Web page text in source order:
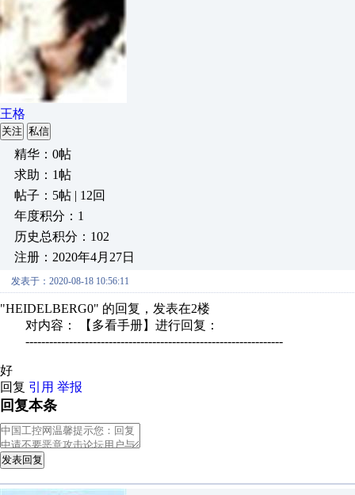
王格
关注 私信
精华：0帖
求助：1帖
帖子：5帖 | 12回
年度积分：1
历史总积分：102
注册：2020年4月27日
发表于：2020-08-18 10:56:11
"HEIDELBERG0" 的回复，发表在2楼
对内容： 【多看手册】进行回复：
-----------------------------------------------------------------
好
回复 引用 举报
回复本条
发表回复